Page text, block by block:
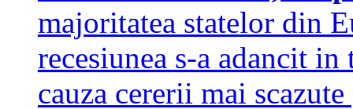
majoritatea statelor din
recesiunea s-a adancit
cauza cererii mai